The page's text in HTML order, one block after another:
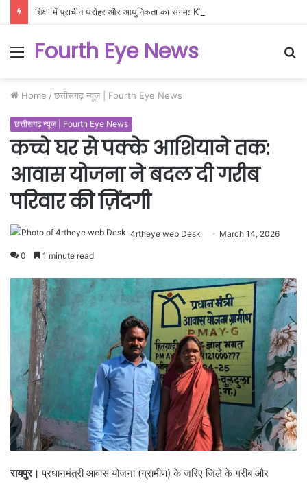
Menu
Fourth Eye News
Home / छत्तीसगढ़ न्यूज़ | Fourth Eye News
छत्तीसगढ़ न्यूज़ | Fourth Eye News
कच्चे घर से पक्के आशियाने तक:
आवास योजना ने बदल दी गरीब
परिवार की ज़िंदगी
4rtheye web Desk March 14, 2026
0 1 minute read
रायपुर। प्रधानमंत्री आवास योजना (ग्रामीण) के जरिए जिले के गरीब और